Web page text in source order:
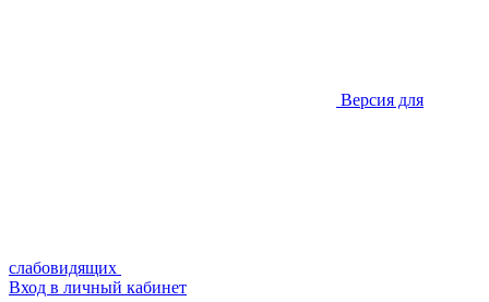
Версия для
слабовидящих
Вход в личный кабинет